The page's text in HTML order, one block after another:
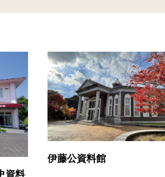
資料
伊藤公資料館